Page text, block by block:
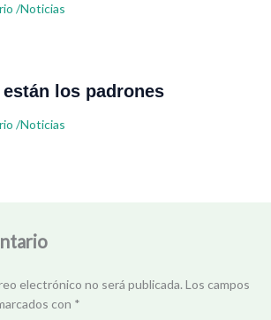
/Noticias
los padrones
/Noticias
electrónico no será publicada. Los campos
con *